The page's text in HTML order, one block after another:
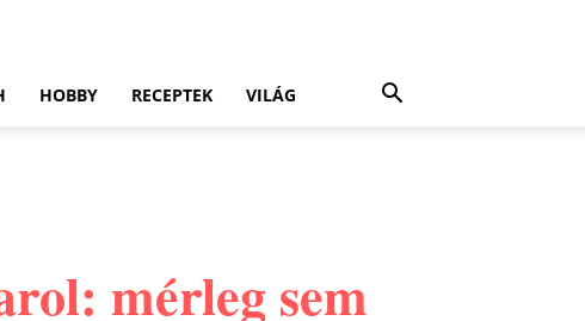
HOBBY RECEPTEK VILÁG
mérleg sem